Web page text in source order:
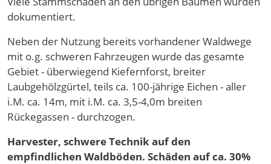
dokumentiert.
Neben der Nutzung bereits vorhandener Waldwege
mit o.g. schweren Fahrzeugen wurde das gesamte
Gebiet - überwiegend Kiefernforst, breiter
Laubgehölzgürtel, teils ca. 100-jährige Eichen - aller
i.M. ca. 14m, mit i.M. ca. 3,5-4,0m breiten
Rückegassen - durchzogen.
Harvester, schwere Technik auf den
empfindlichen Waldböden. Schäden auf ca. 30%